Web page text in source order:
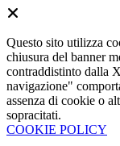
Questo sito utilizza
chiusura del banner
contraddistinto dalla
navigazione"
assenza di cookie o
sopracitati.
COOKIE POLICY